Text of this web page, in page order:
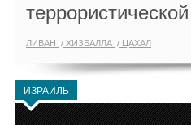
ЛИВАН ХИЗБАЛЛА ЦАХАЛ
ИЗРАИЛЬ